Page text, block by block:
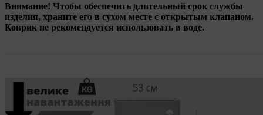
Внимание! Чтобы обеспечить длительный срок службы
изделия, храните его в сухом месте с открытым клапаном.
Коврик не рекомендуется использовать в воде.